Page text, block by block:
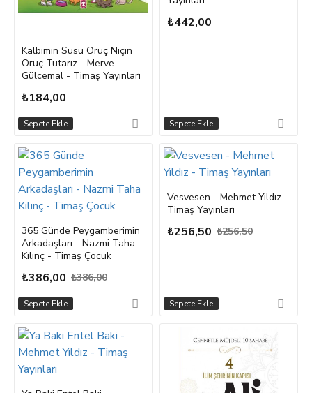
Kalbimin Süsü Oruç Niçin
Oruç Tutarız - Merve
Gülcemal - Timaş Yayınları
₺184,00
Sepete Ekle
₺442,00
Sepete Ekle
365 Günde Peygamberimin
Arkadaşları - Nazmi Taha
Kılınç - Timaş Çocuk
₺386,00 ₺386,00
Sepete Ekle
Vesvesen - Mehmet Yıldız -
Timaş Yayınları
₺256,50 ₺256,50
Sepete Ekle